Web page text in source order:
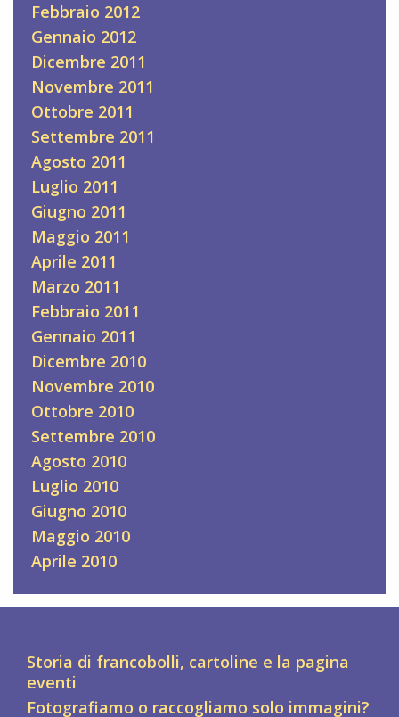
Febbraio 2012
Gennaio 2012
Dicembre 2011
Novembre 2011
Ottobre 2011
Settembre 2011
Agosto 2011
Luglio 2011
Giugno 2011
Maggio 2011
Aprile 2011
Marzo 2011
Febbraio 2011
Gennaio 2011
Dicembre 2010
Novembre 2010
Ottobre 2010
Settembre 2010
Agosto 2010
Luglio 2010
Giugno 2010
Maggio 2010
Aprile 2010
Storia di francobolli, cartoline e la pagina
eventi
Fotografiamo o raccogliamo solo immagini?